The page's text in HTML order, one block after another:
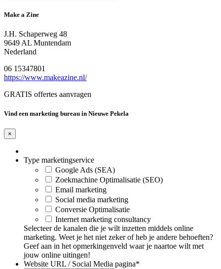
Make a Zine
J.H. Schaperweg 48
9649 AL Muntendam
Nederland
06 15347801
https://www.makeazine.nl/
GRATIS offertes aanvragen
Vind een marketing bureau in Nieuwe Pekela
×
Type marketingservice
Google Ads (SEA)
Zoekmachine Optimalisatie (SEO)
Email marketing
Social media marketing
Conversie Optimalisatie
Internet marketing consultancy
Selecteer de kanalen die je wilt inzetten middels online
marketing. Weet je het niet zeker of heb je andere behoeften?
Geef aan in het opmerkingenveld waar je naartoe wilt met
jouw online uitingen!
Website URL / Social Media pagina*